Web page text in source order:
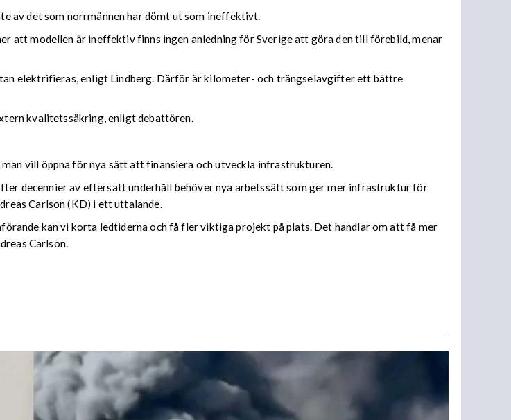
av det som norrmännen har dömt ut som ineffektivt.
att modellen är ineffektiv finns ingen anledning för Sverige att göra den till förebild, menar
elektrifieras, enligt Lindberg. Därför är kilometer- och trängselavgifter ett bättre
kvalitetssäkring, enligt debattören.
vill öppna för nya sätt att finansiera och utveckla infrastrukturen.
decennier av eftersatt underhåll behöver nya arbetssätt som ger mer infrastruktur för
Carlson (KD) i ett uttalande.
kan vi korta ledtiderna och få fler viktiga projekt på plats. Det handlar om att få mer
Carlson.